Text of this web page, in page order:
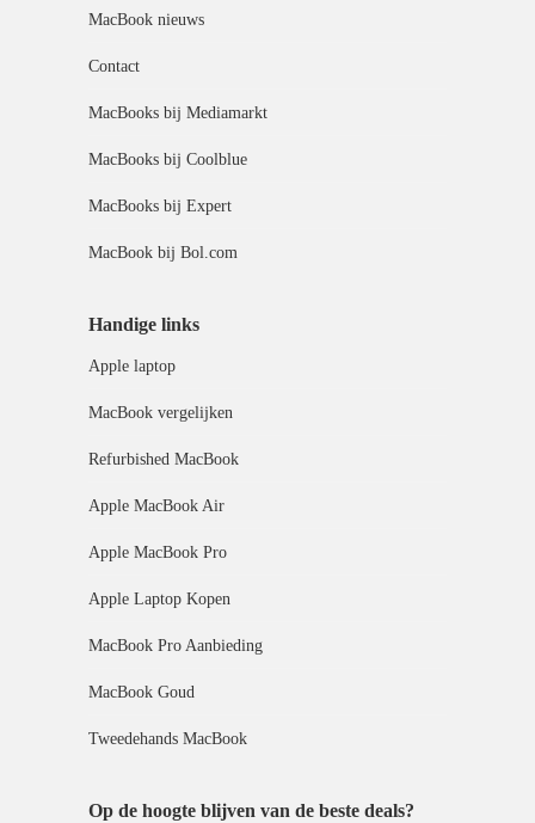
MacBook nieuws
Contact
MacBooks bij Mediamarkt
MacBooks bij Coolblue
MacBooks bij Expert
MacBook bij Bol.com
Handige links
Apple laptop
MacBook vergelijken
Refurbished MacBook
Apple MacBook Air
Apple MacBook Pro
Apple Laptop Kopen
MacBook Pro Aanbieding
MacBook Goud
Tweedehands MacBook
Op de hoogte blijven van de beste deals?